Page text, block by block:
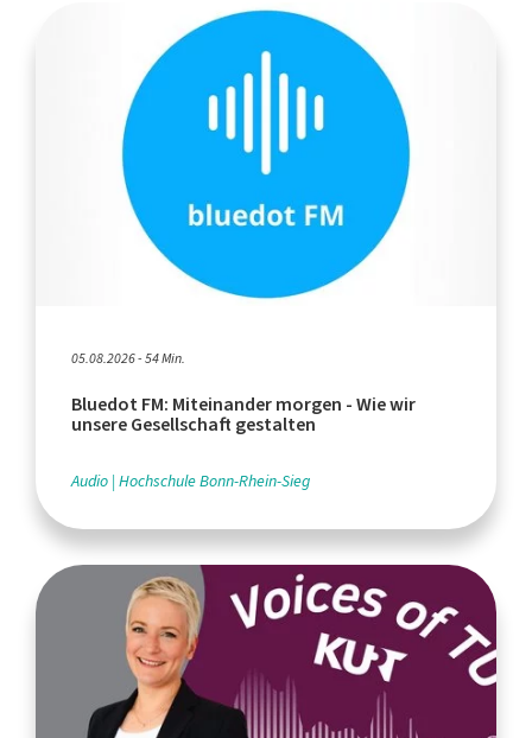
05.08.2026 - 54 Min.
Bluedot FM: Miteinander morgen - Wie wir
unsere Gesellschaft gestalten
Audio Hochschule Bonn-Rhein-Sieg